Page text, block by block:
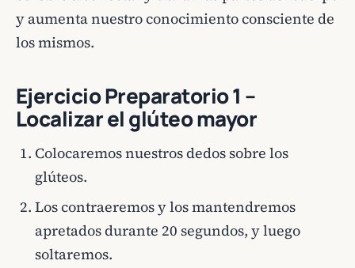
y aumenta nuestro conocimiento consciente de
los mismos.
Ejercicio Preparatorio 1 –
Localizar el glúteo mayor
Colocaremos nuestros dedos sobre los
glúteos.
Los contraeremos y los mantendremos
apretados durante 20 segundos, y luego
soltaremos.